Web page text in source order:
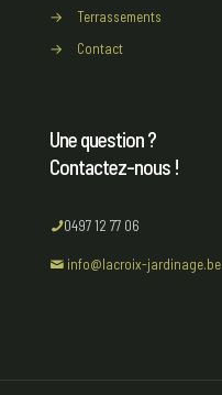
→
Terrassements
→
Contact
Une question ?
Contactez-nous !
0497 12 77 06
info@lacroix-jardinage.be